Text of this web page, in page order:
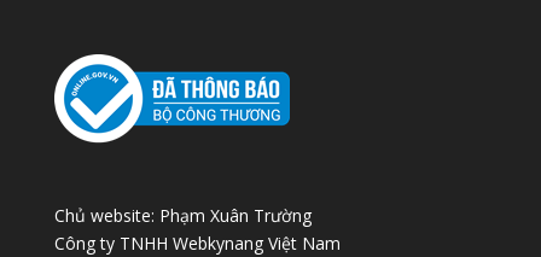
Chủ website: Phạm Xuân Trường
Công ty TNHH Webkynang Việt Nam